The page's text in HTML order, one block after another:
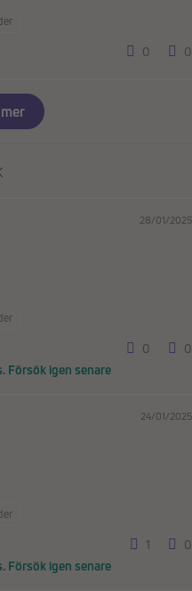
0 0
28/01/2025
0
0
Försök igen senare
24/01/2025
1
0
Försök igen senare